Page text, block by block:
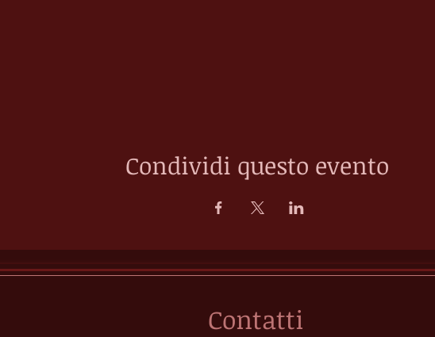
Condividi questo evento
Contatti